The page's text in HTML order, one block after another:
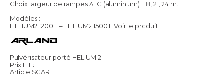
Choix largeur de rampes ALC (aluminium) : 18, 21, 24 m.
Modèles :
HELIUM2 1200 L – HELIUM2 1500 LVoir le produit
Pulvérisateur porté HELIUM 2
Prix HT :
Article SCAR